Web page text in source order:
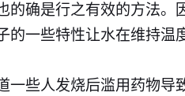
的确是行之有效的方法。
的一些特性让水在维持温
些人发烧后滥用药物导